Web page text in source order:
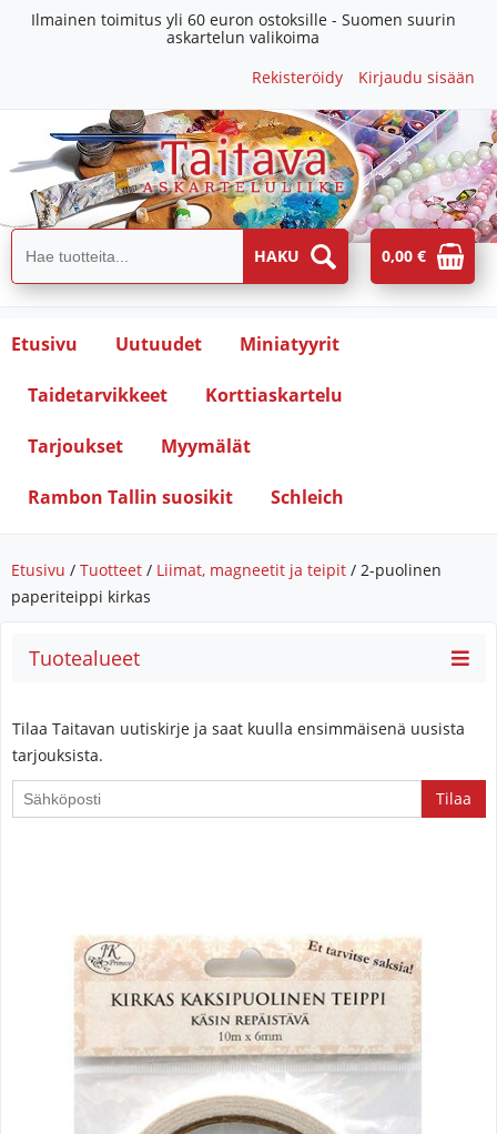
Ilmainen toimitus yli 60 euron ostoksille - Suomen suurin
askartelun valikoima
Rekisteröidy
Kirjaudu sisään
0,00 €
Etusivu Uutuudet Miniatyyrit
Taidetarvikkeet Korttiaskartelu
Tarjoukset Myymälät
Rambon Tallin suosikit Schleich
Etusivu / Tuotteet / Liimat, magneetit ja teipit / 2-puolinen
paperiteippi kirkas
Tuotealueet
Tilaa Taitavan uutiskirje ja saat kuulla ensimmäisenä uusista
tarjouksista.